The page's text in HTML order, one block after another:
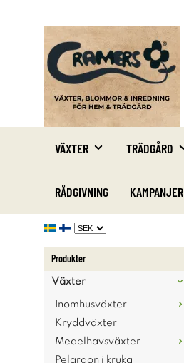
VÄXTER TRÄDGÅRD
RÅDGIVNING KAMPANJER
Produkter
Växter
Inomhusväxter
Kryddväxter
Medelhavsväxter
Pelargon i kruka